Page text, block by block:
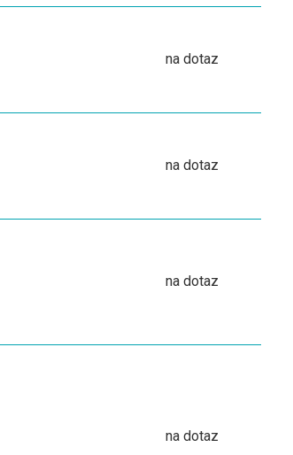
na dotaz
na dotaz
na dotaz
na dotaz